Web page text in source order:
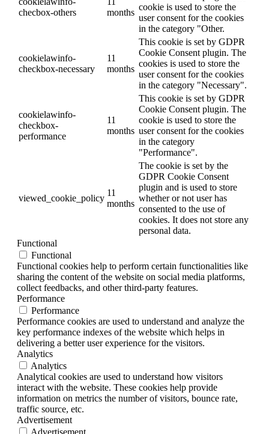
checbox-others
months
cookie is used to store the
user consent for the cookies
in the category "Other.
cookielawinfo-
checkbox-necessary
11
months
This cookie is set by GDPR
Cookie Consent plugin. The
cookies is used to store the
user consent for the cookies
in the category "Necessary".
cookielawinfo-
checkbox-
performance
11
months
This cookie is set by GDPR
Cookie Consent plugin. The
cookie is used to store the
user consent for the cookies
in the category
"Performance".
viewed_cookie_policy
11
months
The cookie is set by the
GDPR Cookie Consent
plugin and is used to store
whether or not user has
consented to the use of
cookies. It does not store any
personal data.
Functional
Functional
Functional cookies help to perform certain functionalities like
sharing the content of the website on social media platforms,
collect feedbacks, and other third-party features.
Performance
Performance
Performance cookies are used to understand and analyze the
key performance indexes of the website which helps in
delivering a better user experience for the visitors.
Analytics
Analytics
Analytical cookies are used to understand how visitors
interact with the website. These cookies help provide
information on metrics the number of visitors, bounce rate,
traffic source, etc.
Advertisement
Advertisement